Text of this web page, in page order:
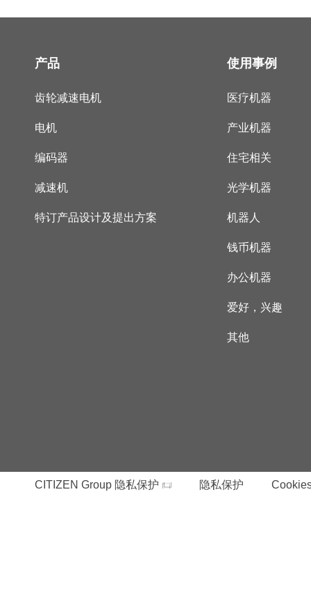
产品
齿轮减速电机
电机
编码器
减速机
特订产品设计及提出方案
使用事例
医疗机器
产业机器
住宅相关
光学机器
机器人
钱币机器
办公机器
爱好，兴趣
其他
CITIZEN Group 隐私保护 隐私保护